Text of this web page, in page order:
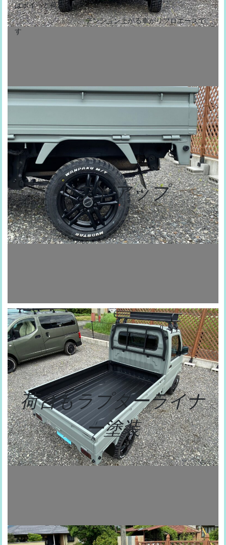
はポイっと荷台へ
テンション上がる車がリプロエースで
す
リフトアップ
荷台もラプターライナ
ー塗装